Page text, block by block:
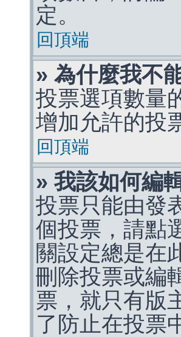
定。
回頂端
» 為什麼我不
投票選項數量
增加允許的投
回頂端
» 我該如何編
投票只能由發
個投票，請點
關設定總是在
刪除投票或編
票，就只有版
了防止在投票